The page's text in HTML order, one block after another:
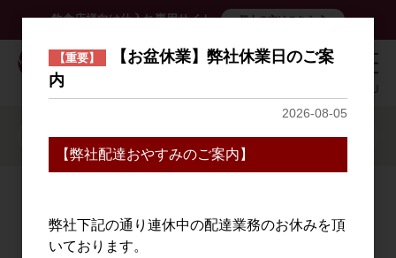
飲食店様向け仕入れ専用サイト 個人の方はこちら
ログイン
【重要】
【お盆休業】弊社休業日のご案
内
2026-08-05
【弊社配達おやすみのご案内】
弊社下記の通り連休中の配達業務のお休みを頂
いております。